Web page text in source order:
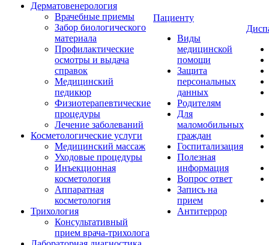
Дерматовенерология
Врачебные приемы
Забор биологического
материала
Профилактические
осмотры и выдача
справок
Медицинский
педикюр
Физиотерапевтические
процедуры
Лечение заболеваний
Косметологические услуги
Медицинский массаж
Уходовые процедуры
Инъекционная
косметология
Аппаратная
косметология
Трихология
Консультативный
прием врача-трихолога
Пациенту
Виды
медицинской
помощи
Защита
персональных
данных
Родителям
Для
маломобильных
граждан
Госпитализация
Полезная
информация
Вопрос ответ
Запись на
прием
Антитеррор